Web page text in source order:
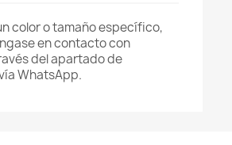
color o tamaño específico,
en contacto con
del apartado de
WhatsApp.